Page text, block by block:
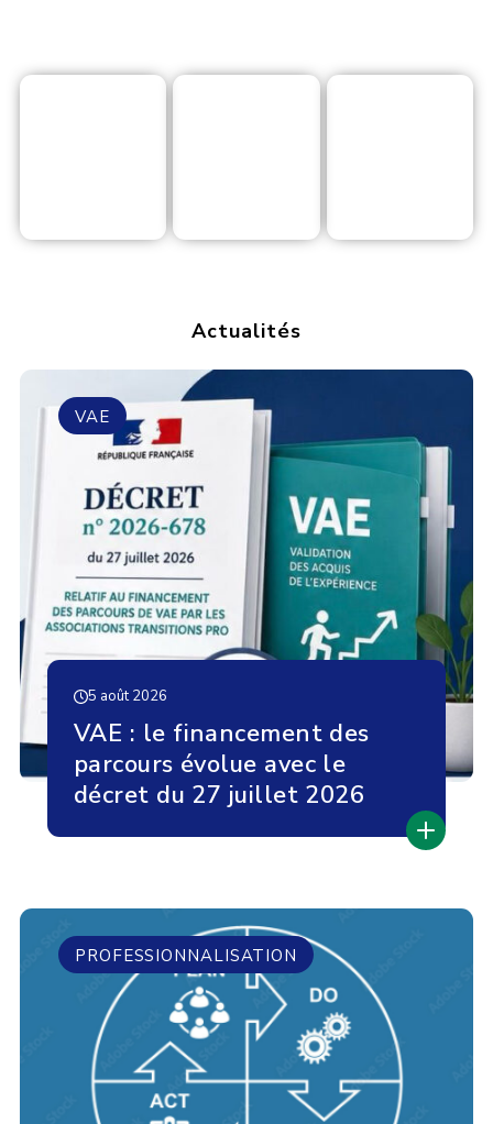
Actualités
VAE
5 août 2026
VAE : le financement des
parcours évolue avec le
décret du 27 juillet 2026
PROFESSIONNALISATION